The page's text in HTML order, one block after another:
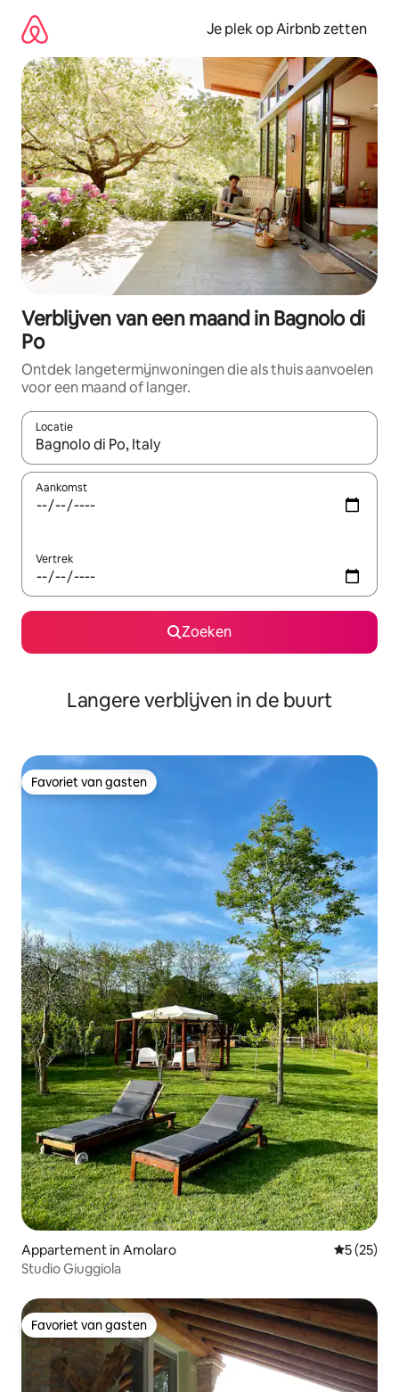
direct
naar
inhoud
Je plek op Airbnb zetten
Verblijven van een maand in Bagnolo di
Po
Ontdek langetermijnwoningen die als thuis aanvoelen
voor een maand of langer.
Locatie
Wanneer er resultaten beschikbaar zijn, maak je een keuze
Aankomst
Vertrek
Zoeken
Langere verblijven in de buurt
Favoriet van gasten
Favoriet van gasten
Appartement in Amolaro
5 (25)
Studio Giuggiola
Favoriet van gasten
Favoriet van gasten